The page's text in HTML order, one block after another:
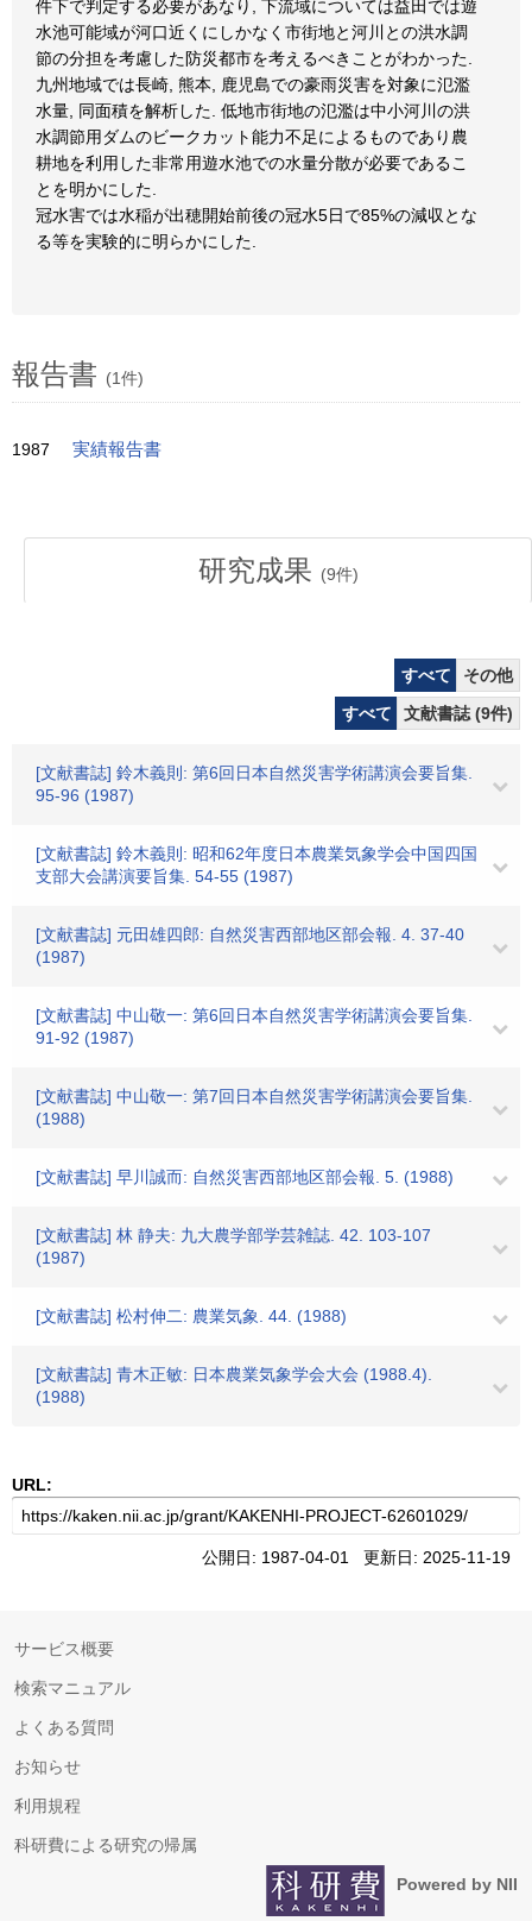
件下で判定する必要があなり, 下流域については益田では遊
水池可能域が河口近くにしかなく市街地と河川との洪水調
節の分担を考慮した防災都市を考えるべきことがわかった.
九州地域では長崎, 熊本, 鹿児島での豪雨災害を対象に氾濫
水量, 同面積を解析した. 低地市街地の氾濫は中小河川の洪
水調節用ダムのビークカット能力不足によるものであり農
耕地を利用した非常用遊水池での水量分散が必要であるこ
とを明かにした.
冠水害では水稲が出穂開始前後の冠水5日で85%の減収とな
る等を実験的に明らかにした.
報告書 (1件)
1987 実績報告書
研究成果 (9件)
すべて
その他
すべて
文献書誌 (9件)
[文献書誌] 鈴木義則: 第6回日本自然災害学術講演会要旨集.
95-96 (1987)
[文献書誌] 鈴木義則: 昭和62年度日本農業気象学会中国四国
支部大会講演要旨集. 54-55 (1987)
[文献書誌] 元田雄四郎: 自然災害西部地区部会報. 4. 37-40
(1987)
[文献書誌] 中山敬一: 第6回日本自然災害学術講演会要旨集.
91-92 (1987)
[文献書誌] 中山敬一: 第7回日本自然災害学術講演会要旨集.
(1988)
[文献書誌] 早川誠而: 自然災害西部地区部会報. 5. (1988)
[文献書誌] 林 静夫: 九大農学部学芸雑誌. 42. 103-107
(1987)
[文献書誌] 松村伸二: 農業気象. 44. (1988)
[文献書誌] 青木正敏: 日本農業気象学会大会 (1988.4).
(1988)
URL:
公開日: 1987-04-01 更新日: 2025-11-19
サービス概要
検索マニュアル
よくある質問
お知らせ
利用規程
科研費による研究の帰属
Powered by NII